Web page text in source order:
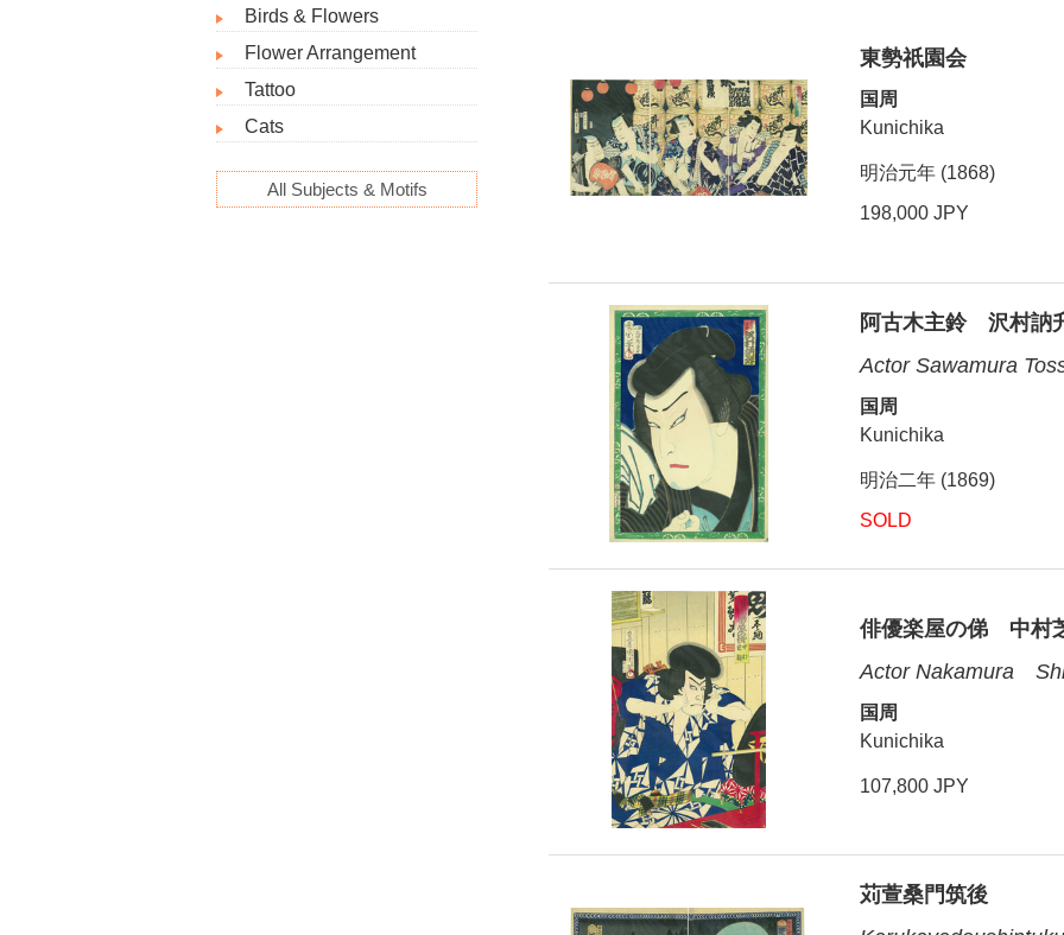
東勢祇園会
国周
Kunichika
明治元年 (1868)
198,000 JPY
阿古木主鈴 沢村訥
Actor Sawamura
国周
Kunichika
明治二年 (1869)
SOLD
俳優楽屋の俤 中村
Actor Nakamura
国周
Kunichika
107,800 JPY
苅萱桑門筑後
Birds & Flowers
Flower Arrangement
Tattoo
Cats
All Subjects & Motifs